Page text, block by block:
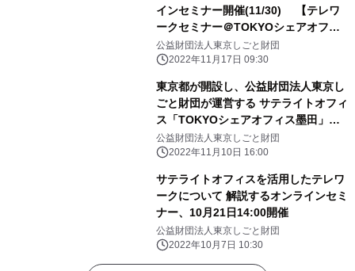
インセミナー開催(11/30) 【テレワ
ークセミナー＠TOKYOシェアオフィ
ス墨田】
公益財団法人東京しごと財団
2022年11月17日 09:30
東京都が開設し、公益財団法人東京し
ごと財団が運営する サテライトオフィ
ス「TOKYOシェアオフィス墨田」
が、 都内の施設で初めて「安心安全テ
レワーク施設認証プログラム」の プレ
公益財団法人東京しごと財団
2022年11月10日 16:00
サテライトオフィスを活用したテレワ
ークについて 解説するオンラインセミ
ナー、10月21日14:00開催
公益財団法人東京しごと財団
2022年10月7日 10:30